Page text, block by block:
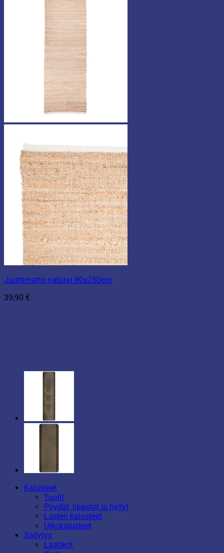
69,90 €
Juuttimatto natural 80x250cm
39,90 €
Kalusteet
Tuolit
Pöydät, lipastot ja hyllyt
Lasten kalusteet
Ulkokalusteet
Säilytys
Laatikot